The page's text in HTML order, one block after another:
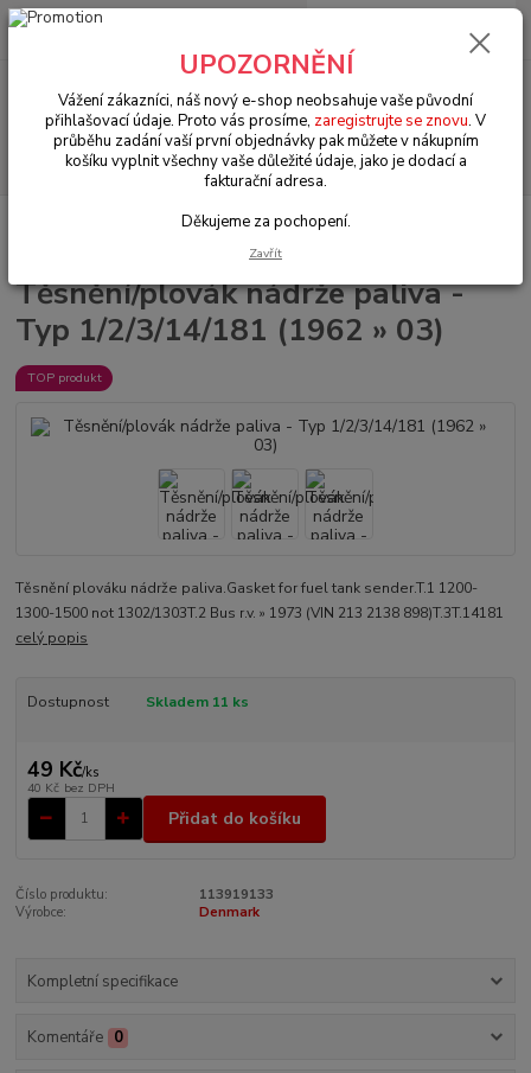
Menu
Hledat
+420 602 330 329
0 Kč
VW Brouk/Cabrio Typ 1
Soustava paliva (Fuel system)
Těsnění/plovák nádrže paliva -
Typ 1/2/3/14/181 (1962 » 03)
TOP produkt
Těsnění plováku nádrže paliva.Gasket for fuel tank sender.T.1 1200-
1300-1500 not 1302/1303T.2 Bus r.v. » 1973 (VIN 213 2138 898)T.3T.14181
celý popis
Dostupnost Skladem 11 ks
49 Kč/ks
40 Kč bez DPH
Přidat do košíku
Číslo produktu:
113919133
Výrobce:
Denmark
Kompletní specifikace
Komentáře 0
UPOZORNĚNÍ
Vážení zákazníci, náš nový e-shop neobsahuje vaše původní
přihlašovací údaje. Proto vás prosíme, zaregistrujte se znovu. V
průběhu zadání vaší první objednávky pak můžete v nákupním
košíku vyplnit všechny vaše důležité údaje, jako je dodací a
fakturační adresa.
Děkujeme za pochopení.
Zavřít